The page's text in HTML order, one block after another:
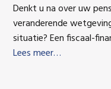
Denkt u na over uw
veranderende
situatie? Een fiscaal-
Lees meer…